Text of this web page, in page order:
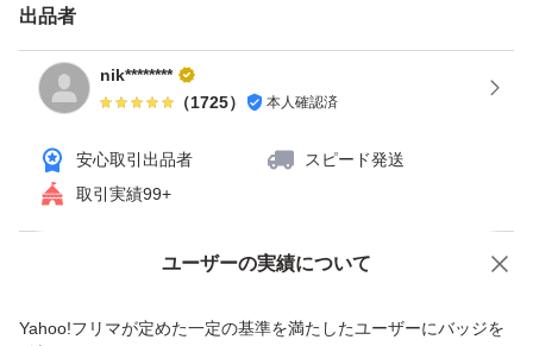
出品者
nik********
（1725） 本人確認済
安心取引出品者
スピード発送
取引実績99+
ユーザーの実績について
Yahoo!フリマが定めた一定の基準を満たしたユーザーにバッジを
Yahoo!オークションで出品した商品のため一部機能は利用できません
商品への質問からの値下げ交渉、不適切なカテゴリ変更依頼は禁止です